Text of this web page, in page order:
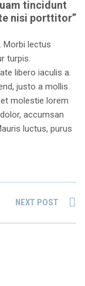
tincidunt
nisi porttitor”
Morbi lectus
turpis.
libero iaculis a.
justo a mollis
molestie lorem
accumsan
luctus, purus
NEXT POST